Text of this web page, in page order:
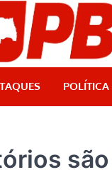
POLÍTICA